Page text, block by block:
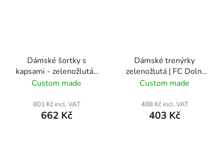
Dámské šortky s
kapsami - zelenožlutá |
FC Dolní Bečva
Custom made
801 Kč incl. VAT
662 Kč
Dámské trenýrky
zelenožlutá | FC Dolní
Bečva
Custom made
488 Kč incl. VAT
403 Kč